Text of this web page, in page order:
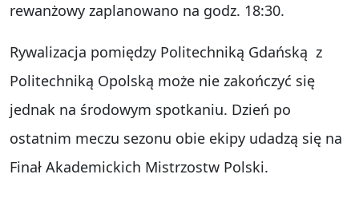
rewanżowy zaplanowano na godz. 18:30.
Rywalizacja pomiędzy Politechniką Gdańską z
Politechniką Opolską może nie zakończyć się
jednak na środowym spotkaniu. Dzień po
ostatnim meczu sezonu obie ekipy udadzą się na
Finał Akademickich Mistrzostw Polski.